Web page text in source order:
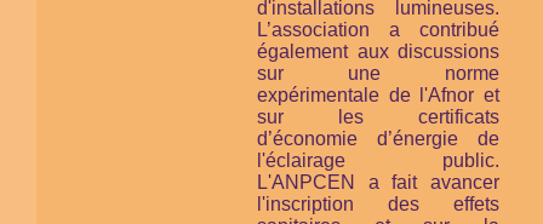
d'installations lumineuses.
L’association a contribué
également aux discussions
sur une norme
expérimentale de l'Afnor et
sur les certificats
d’économie d’énergie de
l'éclairage public.
L'ANPCEN a fait avancer
l'inscription des effets